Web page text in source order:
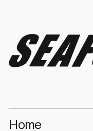
Seafury
Home